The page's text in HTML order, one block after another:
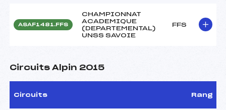
ASAF1481.FFS
CHAMPIONNAT
ACADEMIQUE
(DEPARTEMENTAL)
UNSS SAVOIE
FFS
Circuits Alpin 2015
Circuits Rang